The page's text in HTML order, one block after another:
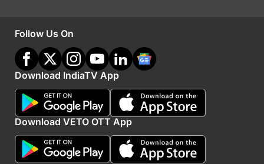
Advertisement
Follow Us On
Download IndiaTV App
Download VETO OTT App